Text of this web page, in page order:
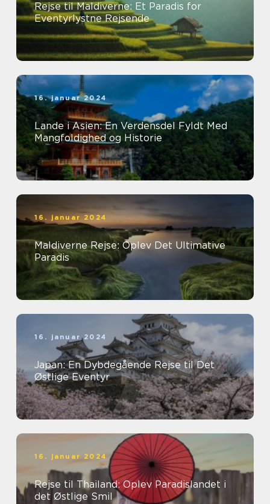
Rejse til Maldiverne: Et Paradis for
Eventyrlystne Rejsende
16. januar 2024
Lande i Asien: En Verdensdel Fyldt Med
Mangfoldighed og Historie
16. januar 2024
Maldiverne Rejse: Oplev Det Ultimative
Paradis
16. januar 2024
Japan: En Dybdegående Rejse til Det
Østlige Eventyr
16. januar 2024
Rejse til Thailand: Oplev Paradislandet i
det Østlige Smil